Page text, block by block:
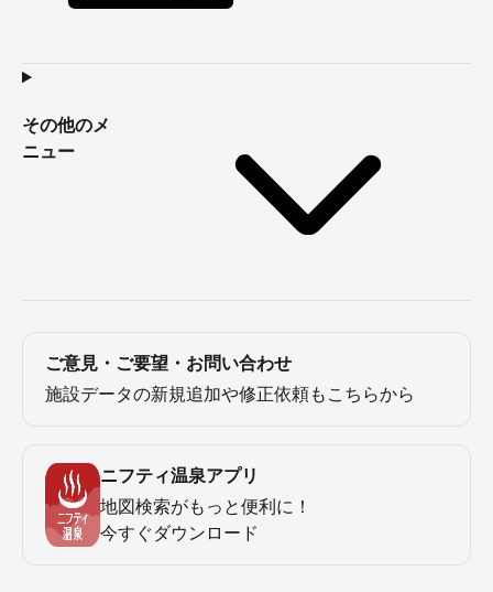
その他のメ
ニュー
ご意見・ご要望・お問い合わせ
施設データの新規追加や修正依頼もこちらから
ニフティ温泉アプリ
地図検索がもっと便利に！
今すぐダウンロード